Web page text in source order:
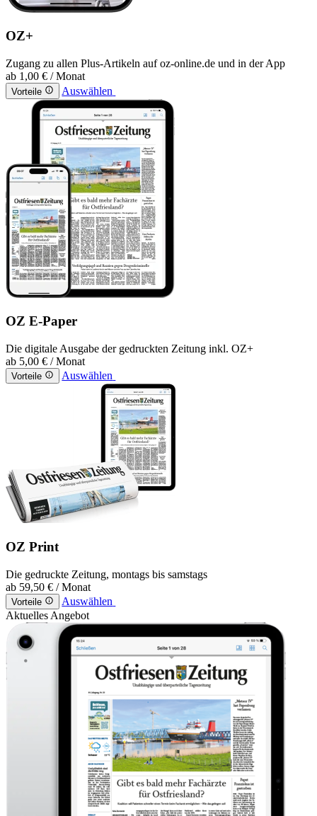
OZ+
Zugang zu allen Plus-Artikeln auf oz-online.de und in der App
ab 1,00 € / Monat
Vorteile Auswählen
OZ E-Paper
Die digitale Ausgabe der gedruckten Zeitung inkl. OZ+
ab 5,00 € / Monat
Vorteile Auswählen
OZ Print
Die gedruckte Zeitung, montags bis samstags
ab 59,50 € / Monat
Vorteile
Auswählen
Aktuelles Angebot